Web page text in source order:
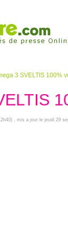
3 SVELTIS 100%
, mis a jour le jeudi 29